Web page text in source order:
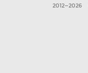
2012—2026